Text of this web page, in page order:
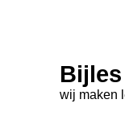
wij maken